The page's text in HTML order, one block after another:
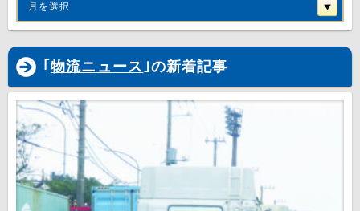
月を選択
｢ 物流ニュース｣の新着記事